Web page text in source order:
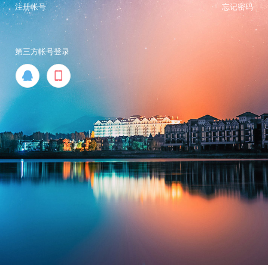
忘记密码
注册帐号
第三方帐号登录
 